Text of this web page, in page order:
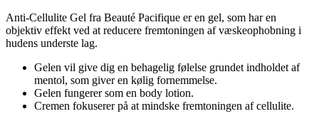
Anti-Cellulite Gel fra Beauté Pacifique er en gel, som har en
objektiv effekt ved at reducere fremtoningen af væskeophobning i
hudens underste lag.
Gelen vil give dig en behagelig følelse grundet indholdet af
mentol, som giver en kølig fornemmelse.
Gelen fungerer som en body lotion.
Cremen fokuserer på at mindske fremtoningen af cellulite.